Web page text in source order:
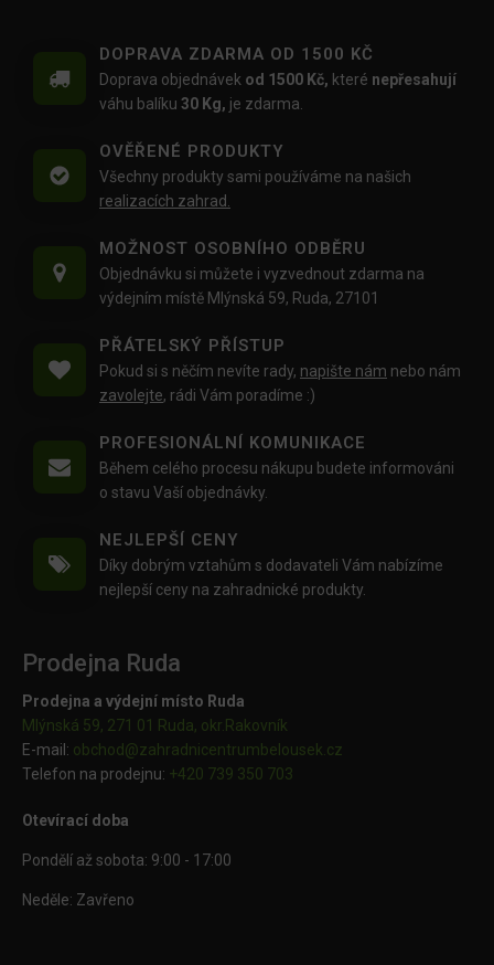
DOPRAVA ZDARMA OD 1500 KČ
Doprava objednávek od 1500 Kč, které nepřesahují
váhu balíku 30 Kg, je zdarma.
OVĚŘENÉ PRODUKTY
Všechny produkty sami používáme na našich
realizacích zahrad.
MOŽNOST OSOBNÍHO ODBĚRU
Objednávku si můžete i vyzvednout zdarma na
výdejním místě Mlýnská 59, Ruda, 27101
PŘÁTELSKÝ PŘÍSTUP
Pokud si s něčím nevíte rady, napište nám nebo nám
zavolejte, rádi Vám poradíme :)
PROFESIONÁLNÍ KOMUNIKACE
Během celého procesu nákupu budete informováni
o stavu Vaší objednávky.
NEJLEPŠÍ CENY
Díky dobrým vztahům s dodavateli Vám nabízíme
nejlepší ceny na zahradnické produkty.
Prodejna Ruda
Prodejna a výdejní místo Ruda
Mlýnská 59, 271 01 Ruda, okr.Rakovník
E-mail: obchod@zahradnicentrumbelousek.cz
Telefon na prodejnu: +420 739 350 703
Otevírací doba
Pondělí až sobota: 9:00 - 17:00
Neděle: Zavřeno